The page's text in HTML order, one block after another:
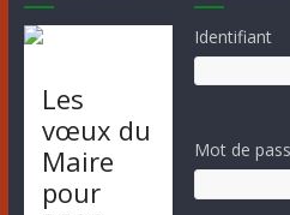
Les
vœux du
Maire
pour
Identifiant
Mot de